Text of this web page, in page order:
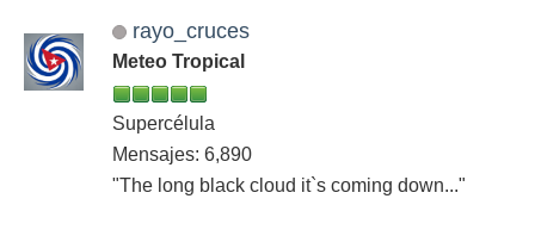
rayo_cruces
Meteo Tropical
Supercélula
Mensajes: 6,890
"The long black cloud it`s coming down..."